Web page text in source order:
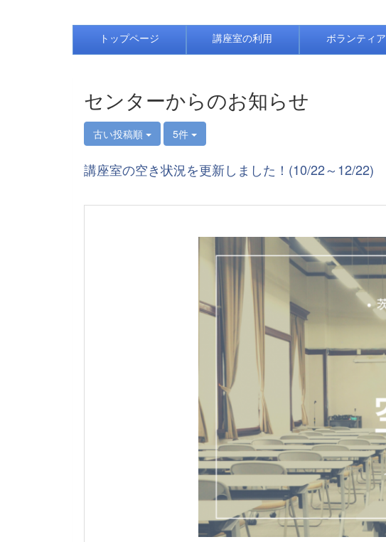
トップページ 講座室の利用 ボランティア
センターからのお知らせ
古い投稿順 5件
講座室の空き状況を更新しました！(10/22～12/22)